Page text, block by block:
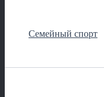
Семейный спорт